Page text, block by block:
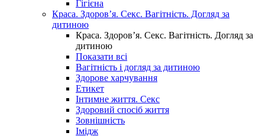
Гігієна
Краса. Здоров’я. Секс. Вагітність. Догляд за
дитиною
Краса. Здоров’я. Секс. Вагітність. Догляд за
дитиною
Показати всі
Вагітність і догляд за дитиною
Здорове харчування
Етикет
Інтимне життя. Секс
Здоровий спосіб життя
Зовнішність
Імідж